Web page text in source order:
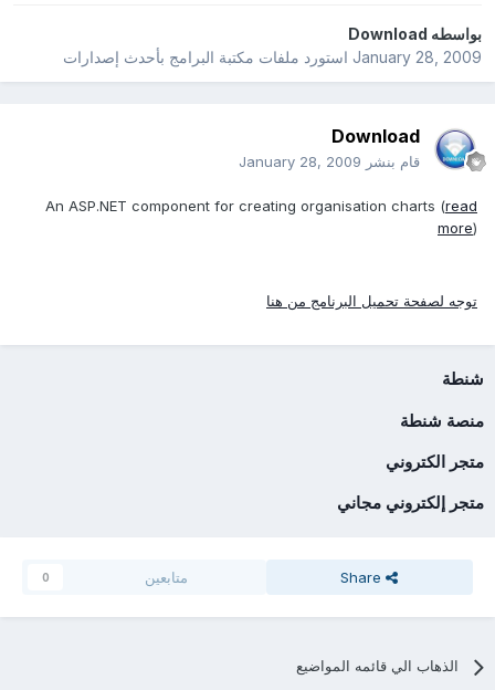
بواسطهDownload
January 28, 2009استورد ملفات مكتبة البرامج بأحدث إصدارات
Download
قام بنشر January 28, 2009
An ASP.NET component for creating organisation charts (read
more
توجه لصفحة تحميل البرنامج من هنا
شنطة
منصة شنطة
متجر الكتروني
متجر إلكتروني مجاني
Share متابعين 0
الذهاب الي قائمه المواضيع